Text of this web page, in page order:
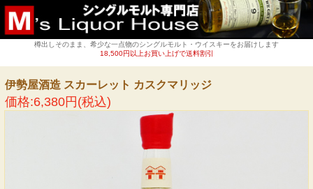
樽出しそのまま、希少な一点物のシングルモルト・ウイスキーをお届けします
18,500円以上お買い上げで送料割引
伊勢屋酒造 スカーレット カスクマリッジ
価格:6,380円(税込)